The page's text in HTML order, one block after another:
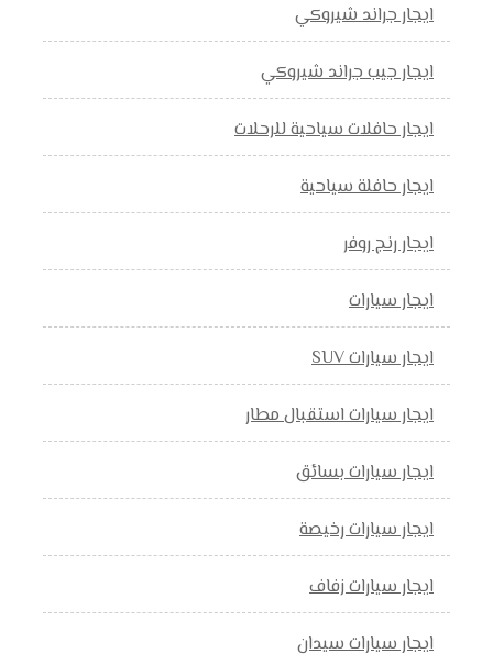
ايجار جراند شيروكي
ايجار جيب جراند شيروكي
ايجار حافلات سياحية للرحلات
ايجار حافلة سياحية
ايجار رنج روفر
ايجار سيارات
ايجار سيارات SUV
ايجار سيارات استقبال مطار
ايجار سيارات بسائق
ايجار سيارات رخيصة
ايجار سيارات زفاف
ايجار سيارات سيدان